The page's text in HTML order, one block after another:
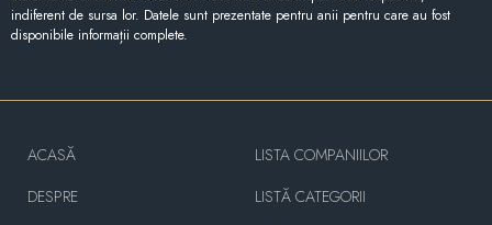
indiferent de sursa lor. Datele sunt prezentate pentru anii pentru care au fost
disponibile informații complete.
ACASĂ
DESPRE
LISTA COMPANIILOR
LISTĂ CATEGORII